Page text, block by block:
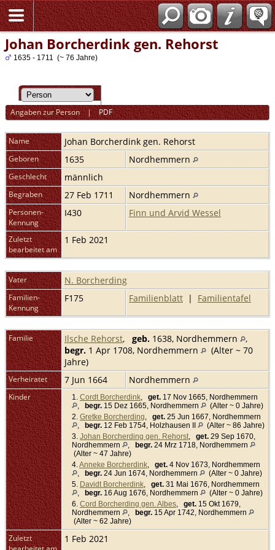
Johan Borcherdink gen. Rehorst
1635 - 1711 (~ 76 Jahre)
Angaben zur Person|PDF
Name Johan Borcherdink gen. Rehorst
Geboren 1635 Nordhemmern
Geschlecht männlich
Begraben 27 Feb 1711 Nordhemmern
Personen-
Kennung
I430 Finn und Arvid Wessel
Zuletzt
bearbeitet am
1 Feb 2021
Vater N. Borcherding
Familien-
Kennung
F175 Familienblatt | Familientafel
Familie Ilsche Rehorst, geb. 1638, Nordhemmern
,
begr. 1 Apr 1708, Nordhemmern
(Alter ~ 70
Jahre)
Verheiratet 7 Jun 1664 Nordhemmern
Kinder 1. Cordt Borcherdink, get. 17 Nov 1665, Nordhemmern
,
begr. 15 Dez 1665, Nordhemmern
(Alter ~ 0 Jahre)
2. Gretke Borcherding, get. 25 Jun 1667, Nordhemmern
,
begr. 12 Feb 1754, Holzhausen II
(Alter ~ 86 Jahre)
3. Johan Borcherding gen. Rehorst, get. 29 Sep 1670,
Nordhemmern
, begr. 24 Mrz 1718, Nordhemmern
(Alter ~ 47 Jahre)
4.Anneke Borcherdink, get. 4 Nov 1673, Nordhemmern
,
begr. 24 Jun 1674, Nordhemmern
(Alter ~ 0 Jahre)
5. Davidt Borcherdink, get. 31 Mai 1676, Nordhemmern
,
begr. 16 Aug 1676, Nordhemmern
(Alter ~ 0 Jahre)
6. Cord Borcherding gen. Albes, get. 15 Okt 1679,
Nordhemmern
, begr. 15 Apr 1742, Nordhemmern
(Alter ~ 62 Jahre)
Zuletzt
1 Feb 2021